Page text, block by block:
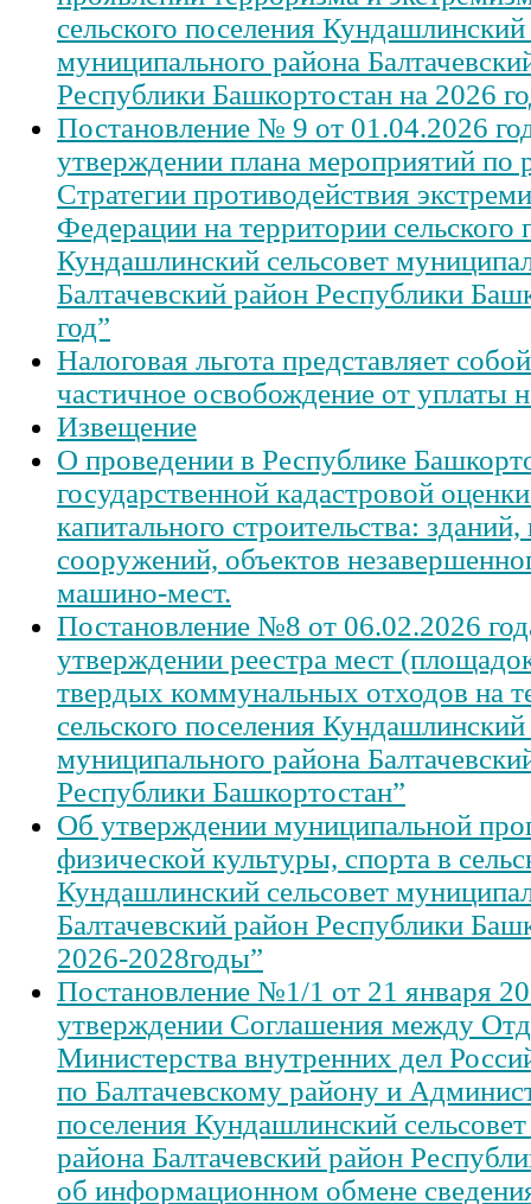
сельского поселения Кундашлинский
муниципального района
Республики Башкортостан на 2026
Постановление № 9 от 01.04.2026
утверждении плана мероприятий по
Стратегии противодействия
Федерации на территории сельского
Кундашлинский сельсовет
Балтачевский район Республики
год”
Налоговая льгота представляет
частичное освобождение от уплаты
Извещение
О проведении в Республике
государственной кадастровой
капитального строительства:
сооружений, объектов
машино-мест.
Постановление №8 от 06.02.2026
утверждении реестра мест
твердых коммунальных отходов на
сельского поселения Кундашлинский
муниципального района
Республики Башкортостан”
Об утверждении муниципальной
физической культуры, спорта в
Кундашлинский сельсовет
Балтачевский район Республики
2026-2028годы”
Постановление №1/1 от 21 января
утверждении Соглашения между
Министерства внутренних дел
по Балтачевскому району и
поселения Кундашлинский
района Балтачевский район
об информационном обмене